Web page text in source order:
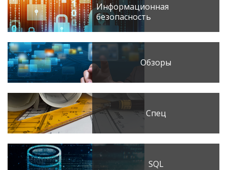
Информационная
безопасность
Обзоры
Спец
SQL